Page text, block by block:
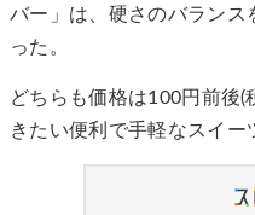
バー」は、硬さのバランス
った。
どちらも価格は100円前後(
きたい便利で手軽なスイー